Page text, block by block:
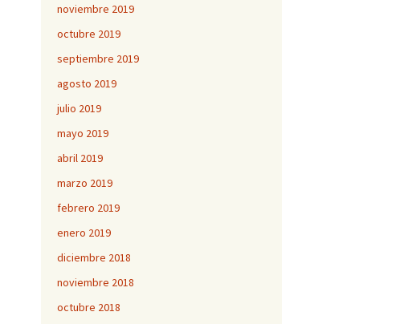
noviembre 2019
octubre 2019
septiembre 2019
agosto 2019
julio 2019
mayo 2019
abril 2019
marzo 2019
febrero 2019
enero 2019
diciembre 2018
noviembre 2018
octubre 2018